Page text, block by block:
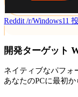
Reddit /r/Windows11
開発ターゲット
ネイティブなパフォ
あなたのPCに最初